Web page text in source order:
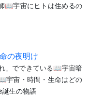
📖宇宙にヒトは住めるの
の夜明け
」でできている📖宇宙暗
宇宙・時間・生命はどの
生の物語